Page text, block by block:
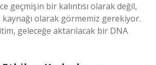
geçmişin bir kalıntısı olarak değil,
olarak görmemiz gerekiyor.
geleceğe aktarılacak bir DNA